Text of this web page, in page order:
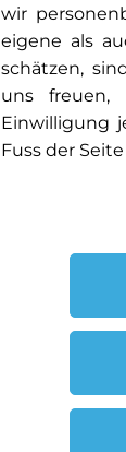
wir
eigene als
schätzen,
uns freuen,
Einwilligung
Fuss der